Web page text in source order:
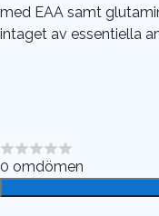
med EAA samt
intaget av essentiella
0 omdömen